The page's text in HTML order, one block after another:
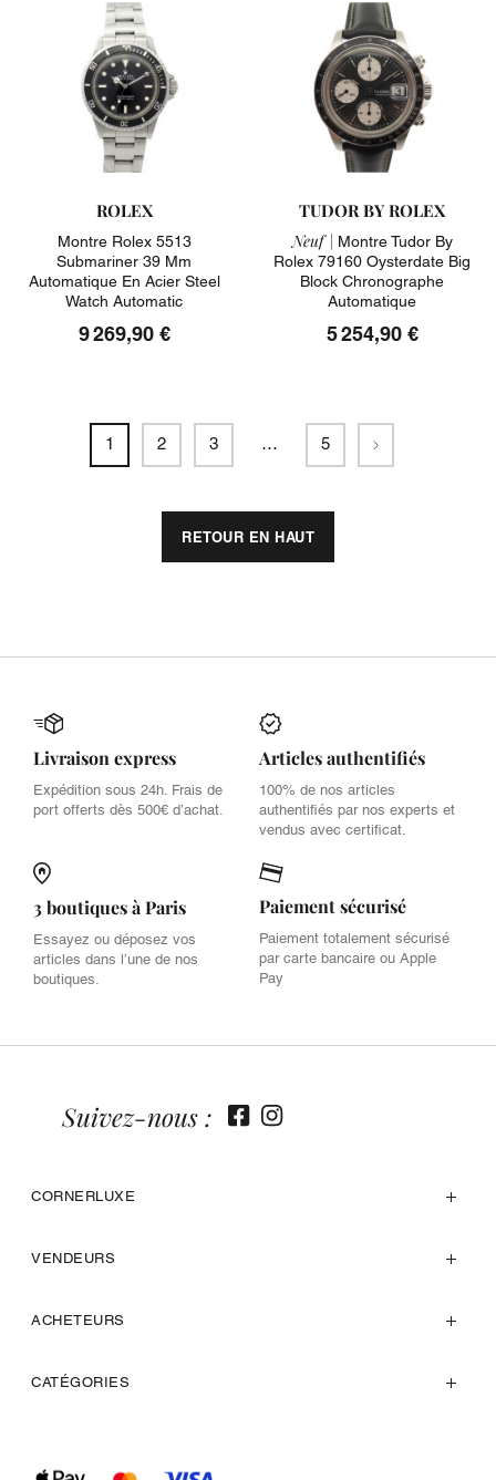
ROLEX
Montre Rolex 5513
Submariner 39 Mm
Automatique En Acier Steel
Watch Automatic
9 269,90 €
TUDOR BY ROLEX
Neuf | Montre Tudor By
Rolex 79160 Oysterdate Big
Block Chronographe
Automatique
5 254,90 €
1 2 3 … 5 Suivant
RETOUR EN HAUT
Livraison express
Expédition sous 24h. Frais de
port offerts dès 500€ d’achat.
Articles authentifiés
100% de nos articles
authentifiés par nos experts et
vendus avec certificat.
3 boutiques à Paris
Essayez ou déposez vos
articles dans l’une de nos
boutiques.
Paiement sécurisé
Paiement totalement sécurisé
par carte bancaire ou Apple
Pay
CORNERLUXE
VENDEURS
ACHETEURS
CATÉGORIES
Suivez-nous :